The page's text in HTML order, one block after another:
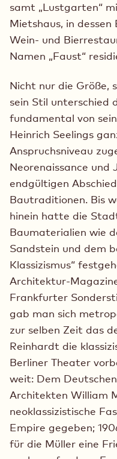
samt „Lustgarten“
Mietshaus, in dessen
Wein- und
Namen „Faust“
Nicht nur die Größe,
sein Stil unterschied
fundamental von
Heinrich Seelings
Anspruchsniveau
Neorenaissance
endgültigen
Bautraditionen. Bis
hinein hatte die
Baumaterialien wie
Sandstein und dem
Klassizismus“
Architektur-
Frankfurter
gab man sich
zur selben Zeit das
Reinhardt die
Berliner Theater
weit: Dem
Architekten William
neoklassizistische
Empire gegeben;
für die Müller eine